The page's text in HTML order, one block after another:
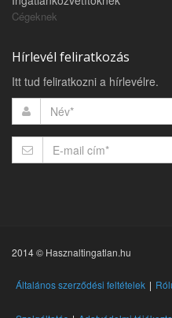
Cégeknek
Hírlevél feliratkozás
Itt tud feliratkozni a hírlevélre.
2014 © Hasznaltingatlan.hu
Általános szerződési feltételek